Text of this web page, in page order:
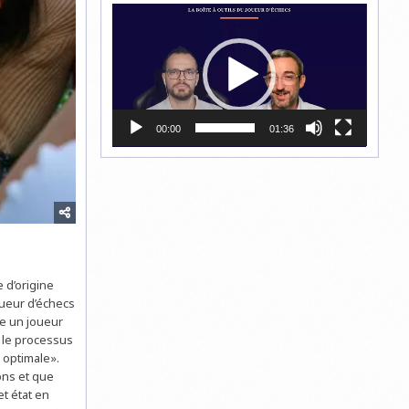
d’échecs
un joueur
le processus
et que
état en
00:00 01:36